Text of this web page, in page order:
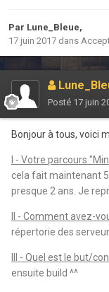
Par Lune_Bleue,
17 juin 2017 dans
Posté 17 juin
Bonjour à tous, voici
I - Votre parcours
cela fait maintenant
presque 2 ans. Je
II - Comment avez-
répertorie des
III - Quel est le but/
ensuite build ^^